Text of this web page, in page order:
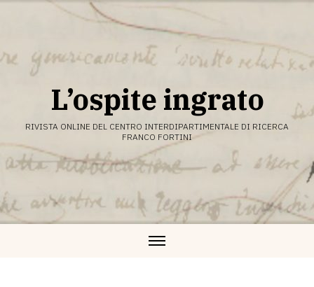
L’ospite ingrato
RIVISTA ONLINE DEL CENTRO INTERDIPARTIMENTALE DI RICERCA
FRANCO FORTINI